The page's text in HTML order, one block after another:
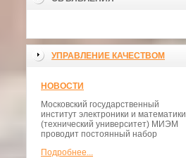
УПРАВЛЕНИЕ КАЧЕСТВОМ
НОВОСТИ
Московский государственный
институт электроники и математики
(технический университет) МИЭМ
проводит постоянный набор
Подробнее...